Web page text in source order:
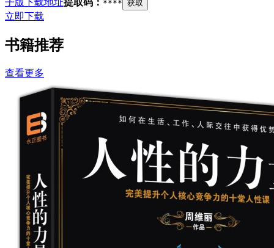
子版下载地址提取码： **** 获取
立即下载
书籍推荐
查看更多